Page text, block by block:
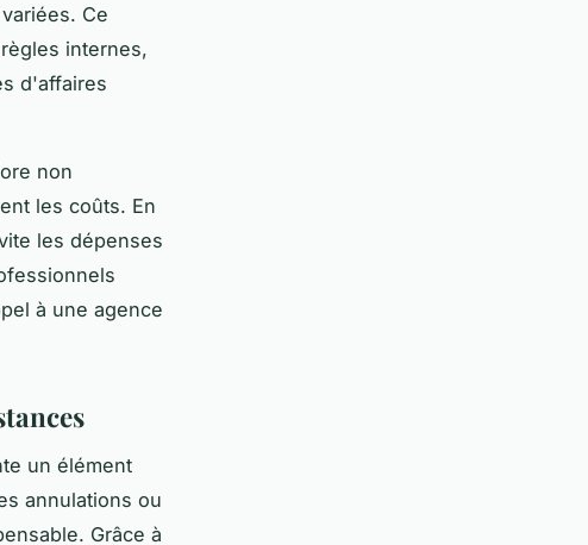
Ce
internes,
d'affaires
non
les coûts. En
les dépenses
à une agence
un élément
annulations ou
Grâce à